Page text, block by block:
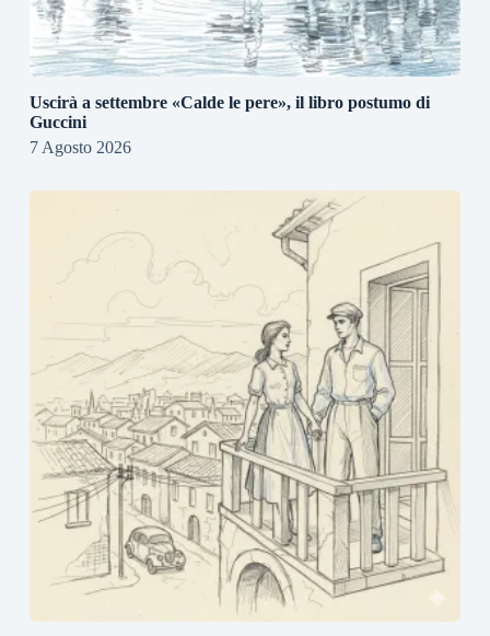
Uscirà a settembre «Calde le pere», il libro postumo di
Guccini
7 Agosto 2026